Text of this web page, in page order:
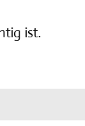
ist.